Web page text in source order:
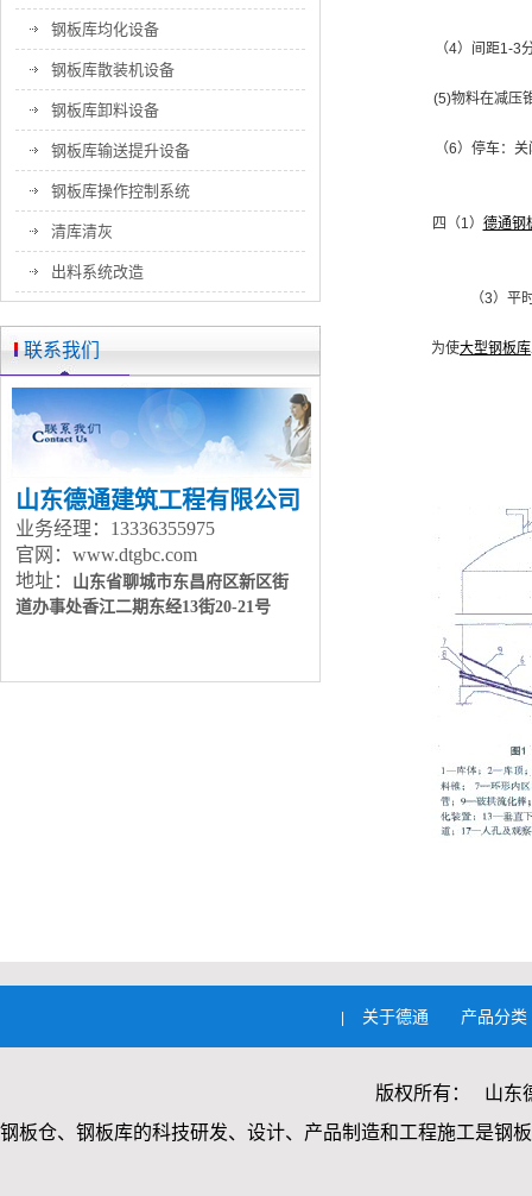
钢板库均化设备
钢板库散装机设备
钢板库卸料设备
钢板库输送提升设备
钢板库操作控制系统
清库清灰
出料系统改造
联系我们
山东德通建筑工程有限公司
业务经理：13336355975
官网：www.dtgbc.com
地址：
山东省聊城市东昌府区新区街
道办事处香江二期东经13街20-21号
（4）间距1-3
(5)物料在减压
（6）停车：
四（1） 德通钢
（3）平
为使大型钢板库
关于德通 产品分类
版权所有： 山东
钢板仓、钢板库的科技研发、设计、产品制造和工程施工是钢